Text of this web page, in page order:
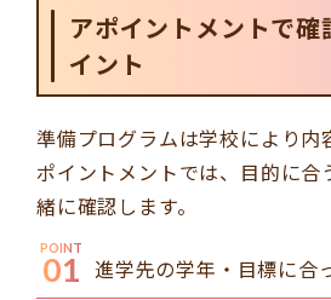
アポイントメントで
イント
準備プログラムは学校により内
ポイントメントでは、目的に合
緒に確認します。
POINT
01 進学先の学年・目標に合